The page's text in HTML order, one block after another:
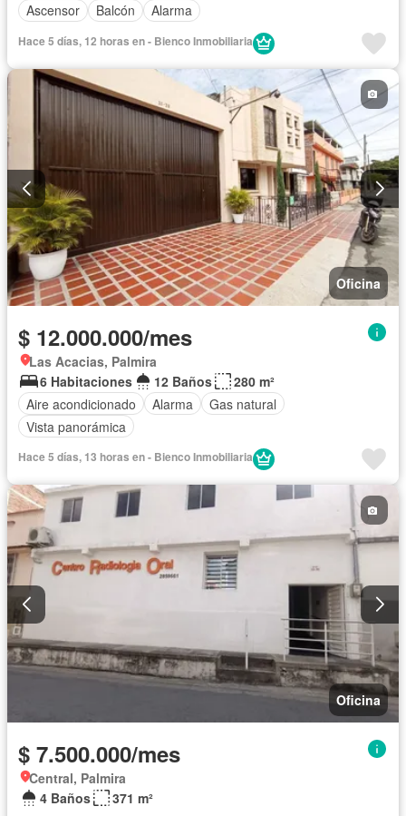
Ascensor
Balcón Alarma
Hace 5 días, 12 horas en - Bienco Inmobiliaria
Oficina
$ 12.000.000/mes
Las Acacias, Palmira
6 Habitaciones
12 Baños
280 m²
Aire acondicionado
Alarma
Gas natural
Vista panorámica
Hace 5 días, 13 horas en - Bienco Inmobiliaria
Oficina
$ 7.500.000/mes
Central, Palmira
4 Baños
371 m²